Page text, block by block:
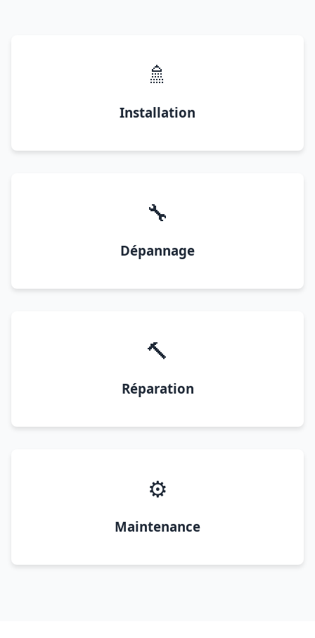
🚿
Installation
🔧
Dépannage
🔨
Réparation
⚙️
Maintenance